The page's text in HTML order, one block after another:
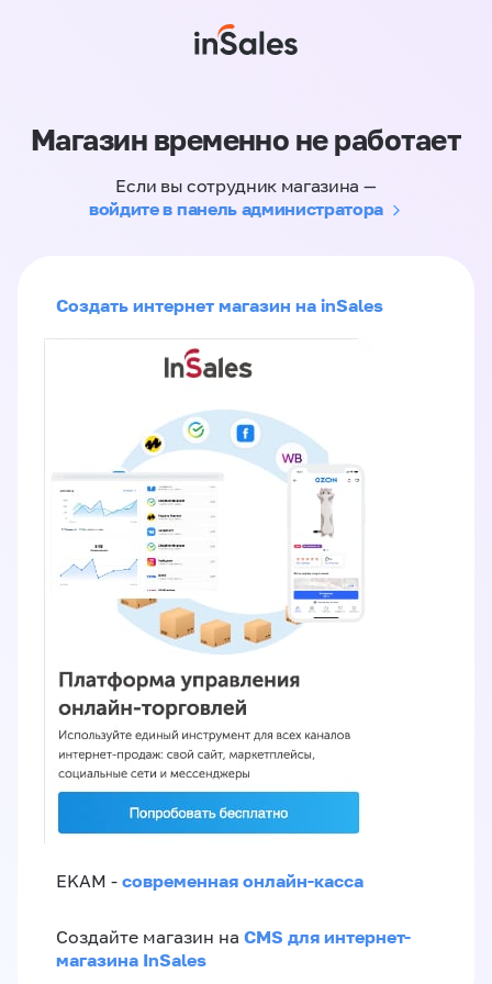
Магазин временно не работает
Если вы сотрудник магазина —
войдите в панель администратора
Создать интернет магазин на inSales
EKAM - современная онлайн-касса
Создайте магазин на CMS для интернет-
магазина InSales